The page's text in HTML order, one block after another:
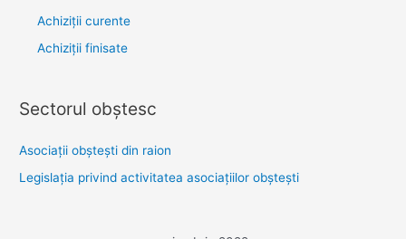
Achiziții curente
Achiziții finisate
Sectorul obştesc
Asociaţii obşteşti din raion
Legislaţia privind activitatea asociaţiilor obşteşti